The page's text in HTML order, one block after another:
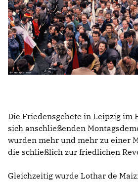
Die Friedensgebete in Leipzig im
sich anschließenden
wurden mehr und mehr zu einer
die schließlich zur friedlichen
Gleichzeitig wurde Lothar de